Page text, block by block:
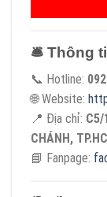
🛎 Thông
📞 Hotline:
🌐 Website:
📍 Địa chỉ: C5/
CHÁNH,
📘 Fanpage: